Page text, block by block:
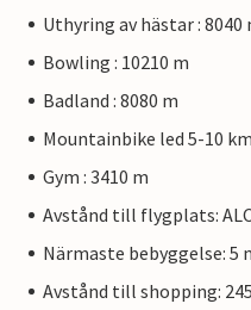
Uthyring av hästar : 8040
Bowling : 10210 m
Badland : 8080 m
Mountainbike led 5-10
Gym : 3410 m
Avstånd till flygplats:
Närmaste bebyggelse: 5
Avstånd till shopping: